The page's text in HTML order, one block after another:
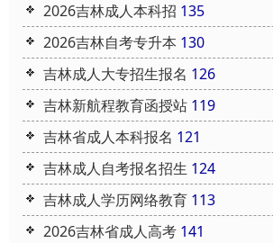
2026吉林成人本科招 135
2026吉林自考专升本 130
吉林成人大专招生报名 126
吉林新航程教育函授站 119
吉林省成人本科报名 121
吉林成人自考报名招生 124
吉林成人学历网络教育 113
2026吉林省成人高考 141